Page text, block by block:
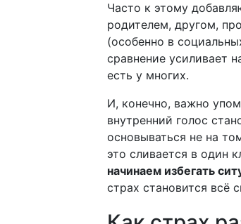
Часто к этому
родителем, другом,
(особенно в
сравнение усиливает
есть у многих.
И, конечно, важно
внутренний голос
основываться не на
это сливается в один
начинаем избегать
страх становится всё